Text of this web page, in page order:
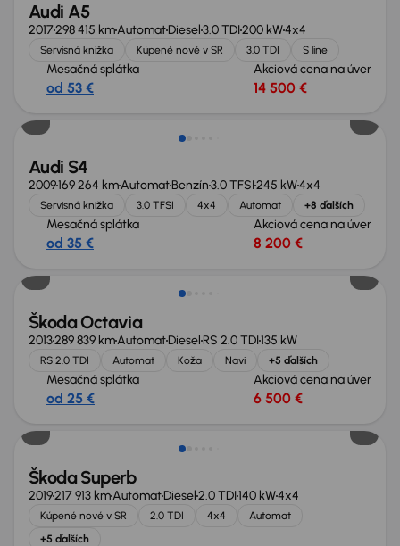
Audi A5
2017298 415 kmAutomatDiesel3.0 TDI200 kW4x4
Servisná knižka Kúpené nové v SR 3.0 TDI S line
Mesačná splátka
od 53 €
Akciová cena na úver
14 500 €
Zlacnené o 3 500 €
Audi S4
2009169 264 kmAutomatBenzín3.0 TFSI245 kW4x4
Servisná knižka 3.0 TFSI 4x4 Automat +8 ďalších
Mesačná splátka
od 35 €
Akciová cena na úver
8 200 €
Škoda Octavia
2013289 839 kmAutomatDiesel RS 2.0 TDI135 kW
RS 2.0 TDI Automat Koža Navi +5 ďalších
Mesačná splátka
od 25 €
Akciová cena na úver
6 500 €
Zlacnené o 1 900 €
Škoda Superb
2019217 913 kmAutomatDiesel2.0 TDI140 kW4x4
Kúpené nové v SR 2.0 TDI 4x4
Automat
+5 ďalších